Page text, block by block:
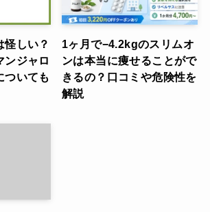
怪しい？
ンジャロ
ついても
1ヶ月で−4.2kgのスリムオ
ンは本当に痩せることがで
きるの？口コミや危険性を
解説